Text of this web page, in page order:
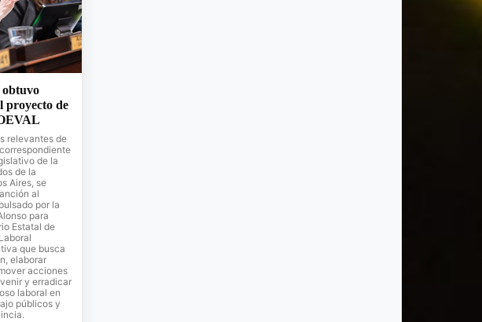
obtuvo
proyecto de
relevantes de
de la
de la
Aires, se
al
por la
para
Estatal de
que busca
elaborar
acciones
y erradicar
laboral en
públicos y